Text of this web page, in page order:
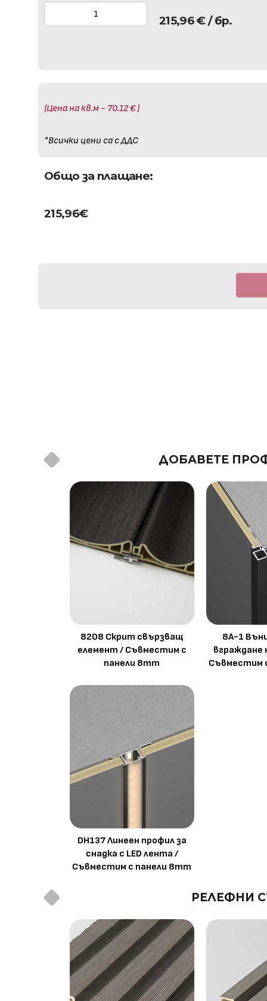
215,96 €/ бр.
(Цена на кв.м - 70.12 € )
*Всички цени са с ДДС
Общо за плащане:
215,96€
ДОБАВЕТЕ
8208 Скрит свързващ
елемент / Съвместим с
панели 8mm
8A-1
вграждане
Съвместим
DH137 Линеен профил за
снадка с LED лента /
Съвместим с панели 8mm
РЕЛЕФНИ